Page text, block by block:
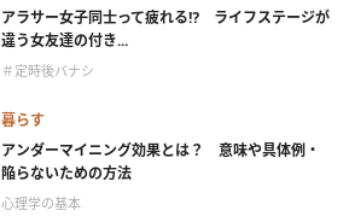
アラサー女子同士って疲れる⁉ ライフステージが
違う女友達の付き...
＃定時後バナシ
暮らす
アンダーマイニング効果とは？ 意味や具体例・
陥らないための方法
心理学の基本